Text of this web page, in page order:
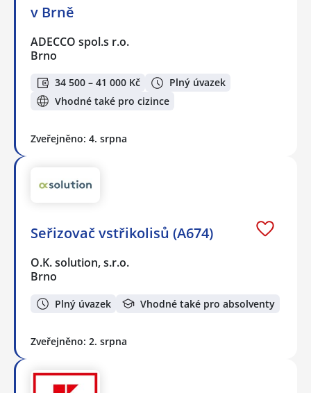
v Brně
ADECCO spol.s r.o.
Brno
34 500 – 41 000 Kč
Plný úvazek
Vhodné také pro cizince
Zveřejněno: 4. srpna
Seřizovač vstřikolisů (A674)
O.K. solution, s.r.o.
Brno
Plný úvazek Vhodné také pro absolventy
Zveřejněno: 2. srpna